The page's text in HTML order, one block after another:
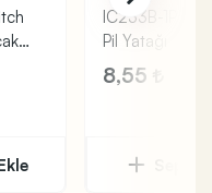
IC233B-1P
Pil Yatağı
8,55